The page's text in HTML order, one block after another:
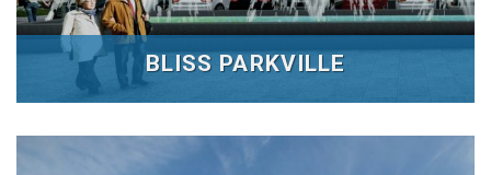
BLISS PARKVILLE